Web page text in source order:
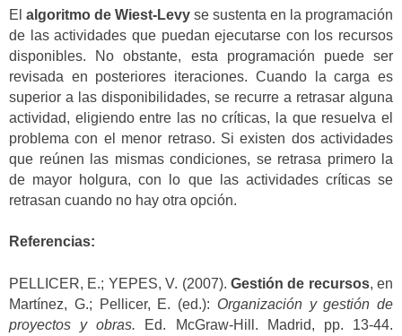
El algoritmo de Wiest-Levy se sustenta en la programación
de las actividades que puedan ejecutarse con los recursos
disponibles. No obstante, esta programación puede ser
revisada en posteriores iteraciones. Cuando la carga es
superior a las disponibilidades, se recurre a retrasar alguna
actividad, eligiendo entre las no críticas, la que resuelva el
problema con el menor retraso. Si existen dos actividades
que reúnen las mismas condiciones, se retrasa primero la
de mayor holgura, con lo que las actividades críticas se
retrasan cuando no hay otra opción.
Referencias:
PELLICER, E.; YEPES, V. (2007). Gestión de recursos, en
Martínez, G.; Pellicer, E. (ed.): Organización y gestión de
proyectos y obras. Ed. McGraw-Hill. Madrid, pp. 13-44.